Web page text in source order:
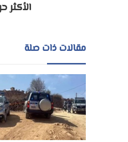
الأكثر
مقالات ذات صلة